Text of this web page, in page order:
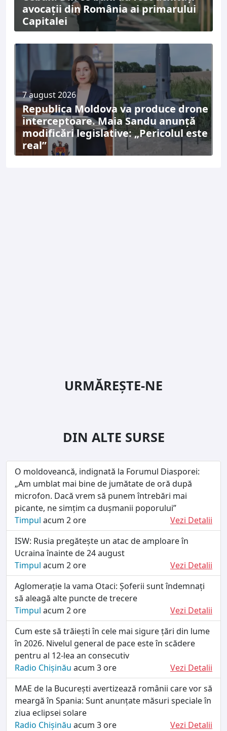
avocații din România ai primarului
Capitalei
7 august 2026
Republica Moldova va produce drone
interceptoare. Maia Sandu anunță
modificări legislative: „Pericolul este
real”
URMĂREȘTE-NE
DIN ALTE SURSE
O moldoveancă, indignată la Forumul Diasporei:
„Am umblat mai bine de jumătate de oră după
microfon. Dacă vrem să punem întrebări mai
picante, ne simțim ca dușmanii poporului”
Timpul acum 2 ore
Vezi Detalii
ISW: Rusia pregătește un atac de amploare în
Ucraina înainte de 24 august
Timpul acum 2 ore
Vezi Detalii
Aglomerație la vama Otaci: Șoferii sunt îndemnați
să aleagă alte puncte de trecere
Timpul acum 2 ore
Vezi Detalii
Cum este să trăiești în cele mai sigure țări din lume
în 2026. Nivelul general de pace este în scădere
pentru al 12-lea an consecutiv
Radio Chișinău acum 3 ore
Vezi Detalii
MAE de la București avertizează românii care vor să
meargă în Spania: Sunt anunțate măsuri speciale în
ziua eclipsei solare
Radio Chișinău acum 3 ore
Vezi Detalii